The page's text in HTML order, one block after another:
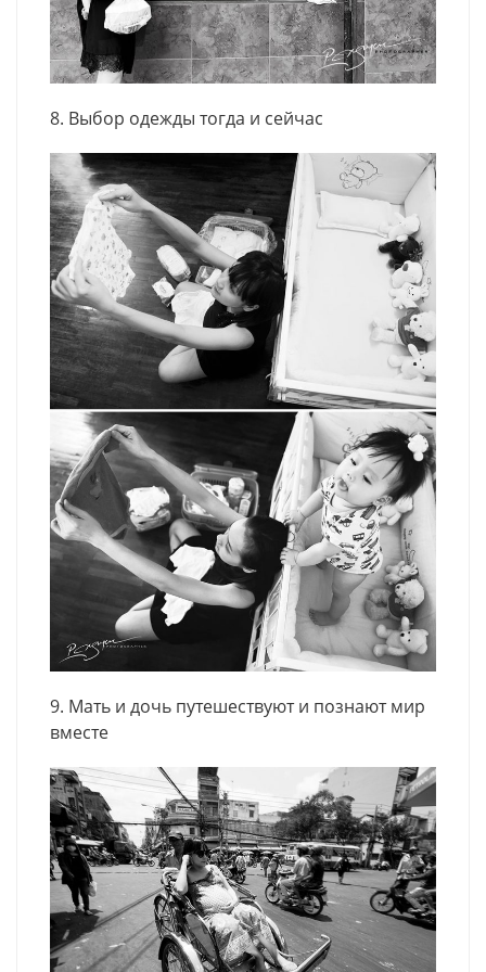
8. Выбор одежды тогда и сейчас
9. Мать и дочь путешествуют и познают мир
вместе